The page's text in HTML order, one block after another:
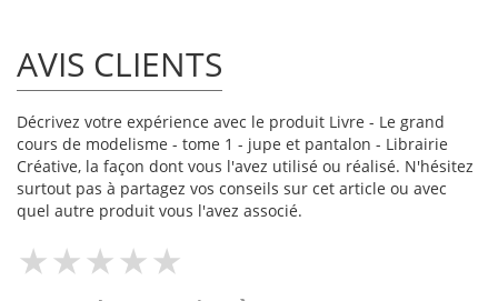
AVIS CLIENTS
Décrivez votre expérience avec le produit Livre - Le grand
cours de modelisme - tome 1 - jupe et pantalon - Librairie
Créative, la façon dont vous l'avez utilisé ou réalisé. N'hésitez
surtout pas à partagez vos conseils sur cet article ou avec
quel autre produit vous l'avez associé.